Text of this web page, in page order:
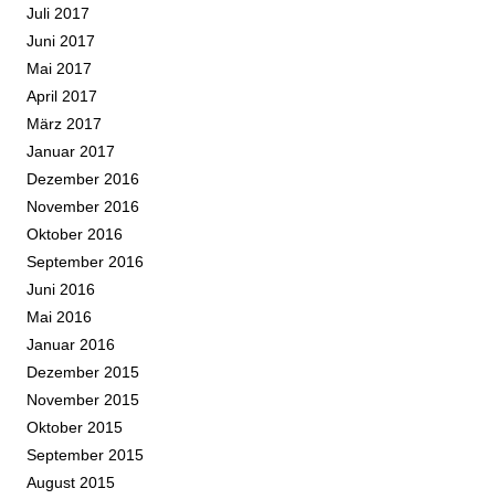
Juli 2017
Juni 2017
Mai 2017
April 2017
März 2017
Januar 2017
Dezember 2016
November 2016
Oktober 2016
September 2016
Juni 2016
Mai 2016
Januar 2016
Dezember 2015
November 2015
Oktober 2015
September 2015
August 2015